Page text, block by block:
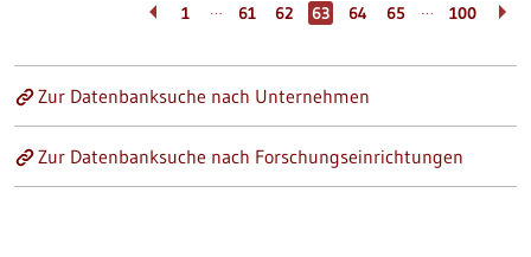
1 … 61 62 63 64 65 … 100
Zur Datenbanksuche nach Unternehmen
Zur Datenbanksuche nach Forschungseinrichtungen